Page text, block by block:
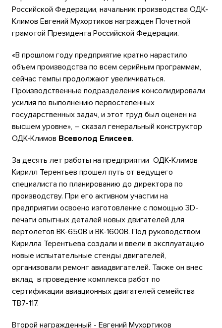
Российской Федерации, начальник производства ОДК-
Климов Евгений Мухортиков награжден Почетной
грамотой Президента Российской Федерации.
«В прошлом году предприятие кратно нарастило
объем производства по всем серийным программам,
сейчас темпы продолжают увеличиваться.
Производственные подразделения консолидировали
усилия по выполнению первостепенных
государственных задач, и этот труд был оценен на
высшем уровне», – сказал генеральный конструктор
ОДК-Климов Всеволод Елисеев.
За десять лет работы на предприятии ОДК-Климов
Кирилл Терентьев прошел путь от ведущего
специалиста по планированию до директора по
производству. При его активном участии на
предприятии освоено изготовление с помощью 3D-
печати опытных деталей новых двигателей для
вертолетов ВК-650В и ВК-1600В. Под руководством
Кирилла Терентьева создали и ввели в эксплуатацию
новые испытательные стенды двигателей,
организовали ремонт авиадвигателей. Также он внес
вклад в проведение комплекса работ по
сертификации авиационных двигателей семейства
ТВ7-117.
Второй награжденный - Евгений Мухортиков